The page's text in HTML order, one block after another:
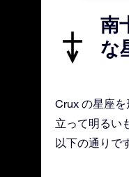
南
な
Crux の星座
立って明るい
以下の通りで